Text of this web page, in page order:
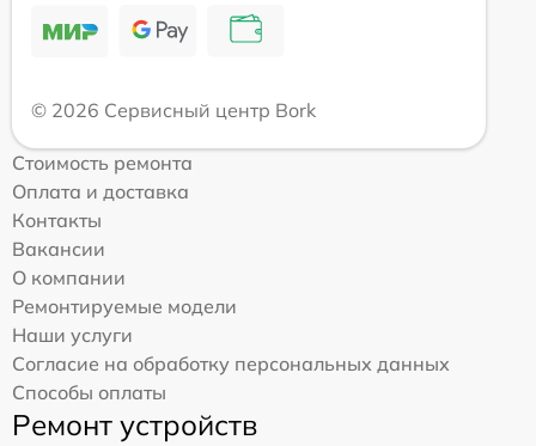
© 2026 Сервисный центр Bork
Стоимость ремонта
Оплата и доставка
Контакты
Вакансии
О компании
Ремонтируемые модели
Наши услуги
Согласие на обработку персональных данных
Способы оплаты
Ремонт устройств